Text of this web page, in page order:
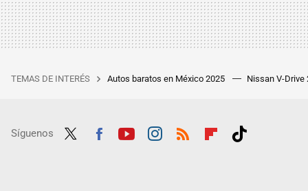
TEMAS DE INTERÉS Autos baratos en México 2025 Nissan V-Drive
Síguenos